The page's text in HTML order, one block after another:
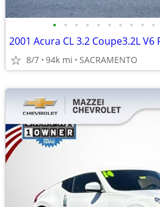
• • • • • • • • • •
8/7 94k mi SACRAMENTO